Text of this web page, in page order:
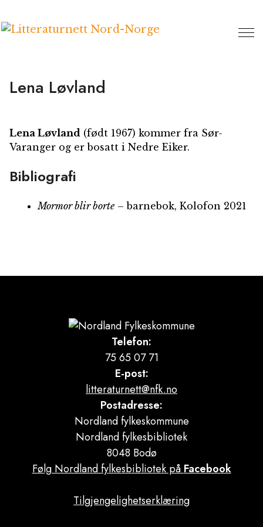
til
Lena Løvland
Lena Løvland (født 1967) kommer fra Sør-
Varanger og er bosatt i Nedre Eiker.
Bibliografi
Mormor blir borte – barnebok, Kolofon 2021
Telefon:
75 65 07 71
E-post:
litteraturnett@nfk.no
Postadresse:
Nordland fylkeskommune
Nordland fylkesbibliotek
8048 Bodø
Følg Nordland fylkesbibliotek på Facebook
Tilgjengelighetserklæring